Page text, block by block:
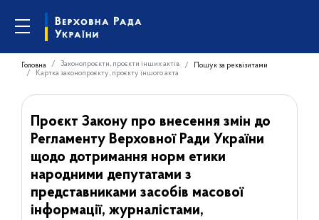
Головна Законопроєкти, проєкти інших актів
Пошук за реквізитами
Картка законопроєкту, проєкту іншого акта
Проєкт Закону про внесення змін до
Регламенту Верховної Ради України
щодо дотримання норм етики
народними депутатами з
представниками засобів масової
інформації, журналістами,